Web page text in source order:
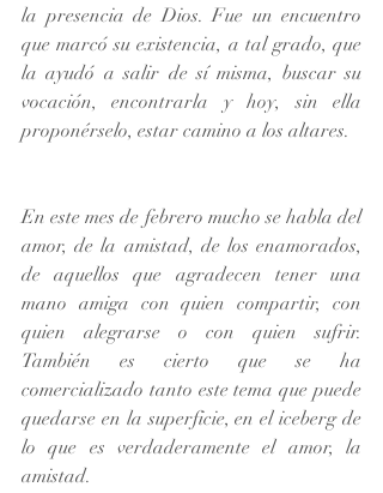
la presencia de Dios. Fue un encuentro
que marcó su existencia, a tal grado, que
la ayudó a salir de sí misma, buscar su
vocación, encontrarla y hoy, sin ella
proponérselo, estar camino a los altares.
En este mes de febrero mucho se habla del
amor, de la amistad, de los enamorados,
de aquellos que agradecen tener una
mano amiga con quien compartir, con
quien alegrarse o con quien sufrir.
También es cierto que se ha
comercializado tanto este tema que puede
quedarse en la superficie, en el iceberg de
lo que es verdaderamente el amor, la
amistad.